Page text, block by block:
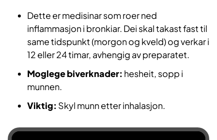
Dette er medisinar som roer ned
inflammasjon i bronkiar. Dei skal takast fast til
same tidspunkt (morgon og kveld) og verkar i
12 eller 24 timar, avhengig av preparatet.
Moglege biverknader: hesheit, sopp i
munnen.
Viktig: Skyl munn etter inhalasjon.